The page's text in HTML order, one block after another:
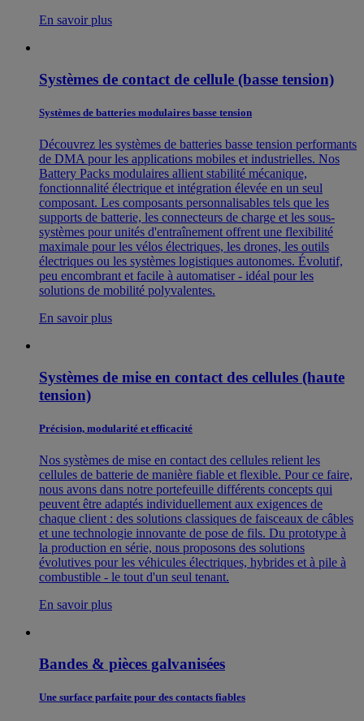
En savoir plus
Systèmes de contact de cellule (basse tension)
Systèmes de batteries modulaires basse tension
Découvrez les systèmes de batteries basse tension performants
de DMA pour les applications mobiles et industrielles. Nos
Battery Packs modulaires allient stabilité mécanique,
fonctionnalité électrique et intégration élevée en un seul
composant. Les composants personnalisables tels que les
supports de batterie, les connecteurs de charge et les sous-
systèmes pour unités d'entraînement offrent une flexibilité
maximale pour les vélos électriques, les drones, les outils
électriques ou les systèmes logistiques autonomes. Évolutif,
peu encombrant et facile à automatiser - idéal pour les
solutions de mobilité polyvalentes.
En savoir plus
Systèmes de mise en contact des cellules (haute
tension)
Précision, modularité et efficacité
Nos systèmes de mise en contact des cellules relient les
cellules de batterie de manière fiable et flexible. Pour ce faire,
nous avons dans notre portefeuille différents concepts qui
peuvent être adaptés individuellement aux exigences de
chaque client : des solutions classiques de faisceaux de câbles
et une technologie innovante de pose de fils. Du prototype à
la production en série, nous proposons des solutions
évolutives pour les véhicules électriques, hybrides et à pile à
combustible - le tout d'un seul tenant.
En savoir plus
Bandes & pièces galvanisées
Une surface parfaite pour des contacts fiables